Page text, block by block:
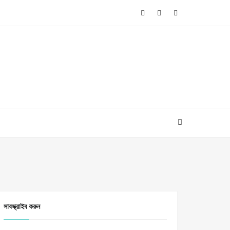
সাবস্ক্রাইব করুন